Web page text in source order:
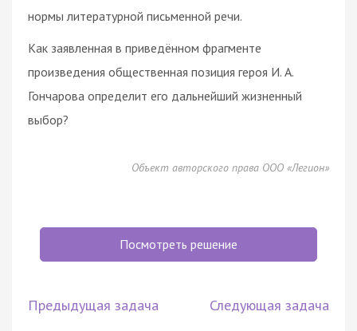
нормы литературной письменной речи.
Как заявленная в приведённом фрагменте
произведения общественная позиция героя И. А.
Гончарова определит его дальнейший жизненный
выбор?
Объект авторского права ООО «Легион»
Посмотреть решение
Предыдущая задача Следующая задача